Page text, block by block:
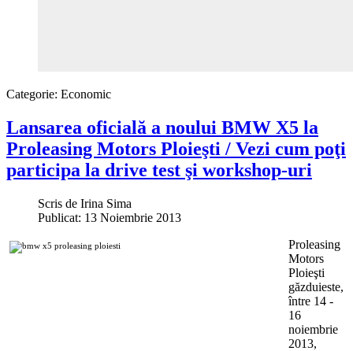
Categorie: Economic
Lansarea oficială a noului BMW X5 la
Proleasing Motors Ploieşti / Vezi cum poţi
participa la drive test şi workshop-uri
Scris de Irina Sima
Publicat: 13 Noiembrie 2013
Proleasing
Motors
Ploieşti
găzduieste,
între 14 -
16
noiembrie
2013,